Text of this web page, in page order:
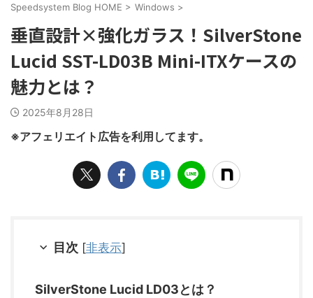
Speedsystem Blog HOME > Windows >
垂直設計×強化ガラス！SilverStone
Lucid SST-LD03B Mini-ITXケースの
魅力とは？
2025年8月28日
※アフェリエイト広告を利用してます。
目次 [非表示]
SilverStone Lucid LD03とは？